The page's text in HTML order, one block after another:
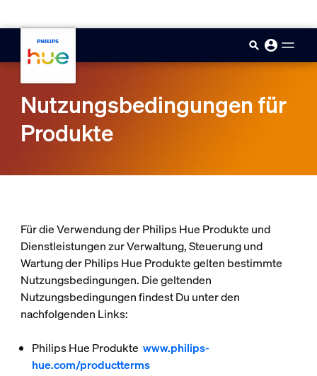
Nutzungsbedingungen für
Produkte
Für die Verwendung der Philips Hue Produkte und
Dienstleistungen zur Verwaltung, Steuerung und
Wartung der Philips Hue Produkte gelten bestimmte
Nutzungsbedingungen. Die geltenden
Nutzungsbedingungen findest Du unter den
nachfolgenden Links:
Philips Hue Produkte www.philips-
hue.com/productterms